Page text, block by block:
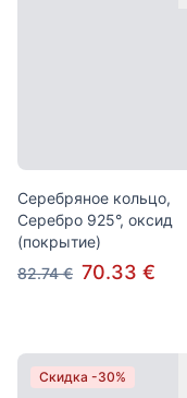
Серебряное кольцо,
Серебро 925°, оксид
(покрытие)
82.74 € 70.33 €
Скидка -30%